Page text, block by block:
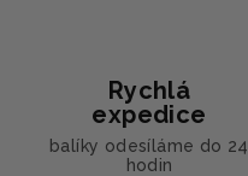
Rychlá
expedice
balíky odesíláme do 24
hodin